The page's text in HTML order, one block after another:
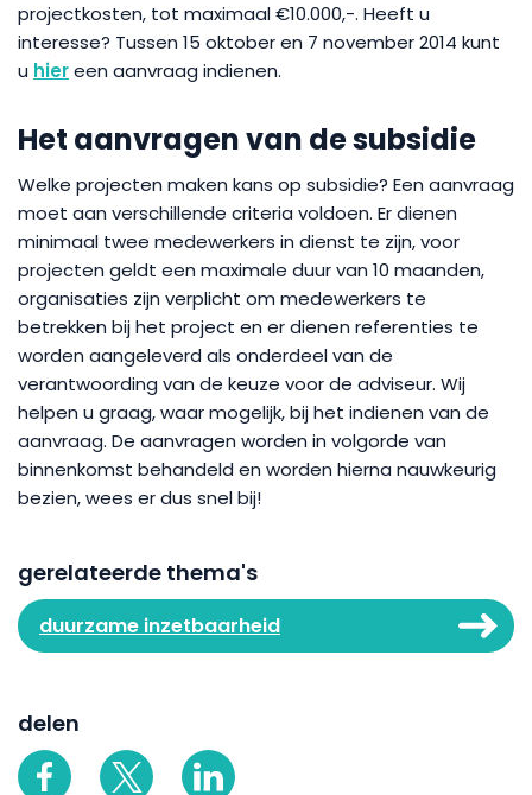
projectkosten, tot maximaal €10.000,-. Heeft u
interesse? Tussen 15 oktober en 7 november 2014 kunt
u hiereen aanvraag indienen.
Het aanvragen van de subsidie
Welke projecten maken kans op subsidie? Een aanvraag
moet aan verschillende criteria voldoen. Er dienen
minimaal twee medewerkers in dienst te zijn, voor
projecten geldt een maximale duur van 10 maanden,
organisaties zijn verplicht om medewerkers te
betrekken bij het project en er dienen referenties te
worden aangeleverd als onderdeel van de
verantwoording van de keuze voor de adviseur. Wij
helpen u graag, waar mogelijk, bij het indienen van de
aanvraag. De aanvragen worden in volgorde van
binnenkomst behandeld en worden hierna nauwkeurig
bezien, wees er dus snel bij!
gerelateerde thema's
duurzame inzetbaarheid
delen